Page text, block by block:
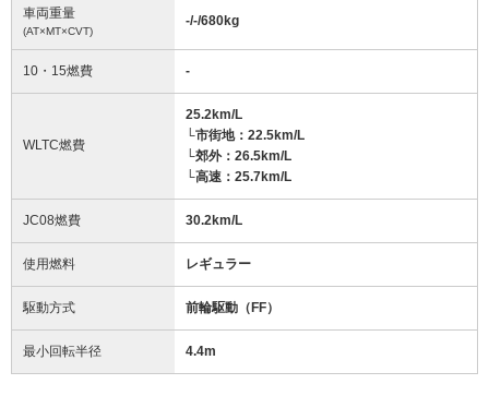
車両重量
(AT×MT×CVT)
-/-/680kg
10・15燃費 -
WLTC燃費
25.2km/L
└市街地：22.5km/L
└郊外：26.5km/L
└高速：25.7km/L
JC08燃費 30.2km/L
使用燃料 レギュラー
駆動方式 前輪駆動（FF）
最小回転半径 4.4m